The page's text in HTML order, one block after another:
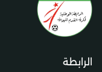
الرابطة